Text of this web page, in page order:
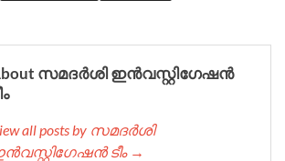
സമദർശി ഇൻവസ്റ്റിഗേഷൻ
all posts by സമദർശി
ടീം →